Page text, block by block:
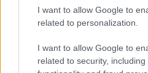
I want to allow Google to
related to personalization.
I want to allow Google to
related to security,